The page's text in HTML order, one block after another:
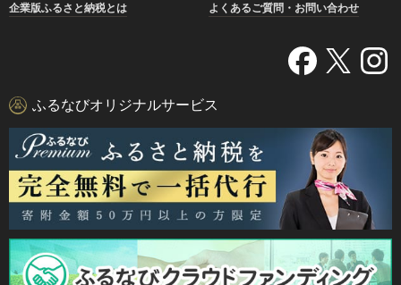
企業版ふるさと納税とは
よくあるご質問・お問い合わせ
ふるなびオリジナルサービス